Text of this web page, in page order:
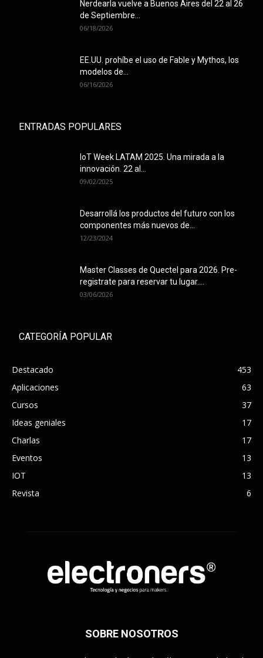
Nerdearla vuelve a Buenos Aires del 22 al 26
de Septiembre...
06/18/2026
EE.UU. prohíbe el uso de Fable y Mythos, los
modelos de...
06/16/2026
ENTRADAS POPULARES
IoT Week LATAM 2025. Una mirada a la
innovación. 22 al...
09/02/2025
Desarrollá los productos del futuro con los
componentes más nuevos de...
12/23/2024
Master Classes de Quectel para 2026. Pre-
registrate para reservar tu lugar....
03/06/2026
CATEGORÍA POPULAR
Destacado
453
Aplicaciones
63
Cursos
37
Ideas geniales
17
Charlas
17
Eventos
13
IOT
13
Revista
6
SOBRE NOSOTROS